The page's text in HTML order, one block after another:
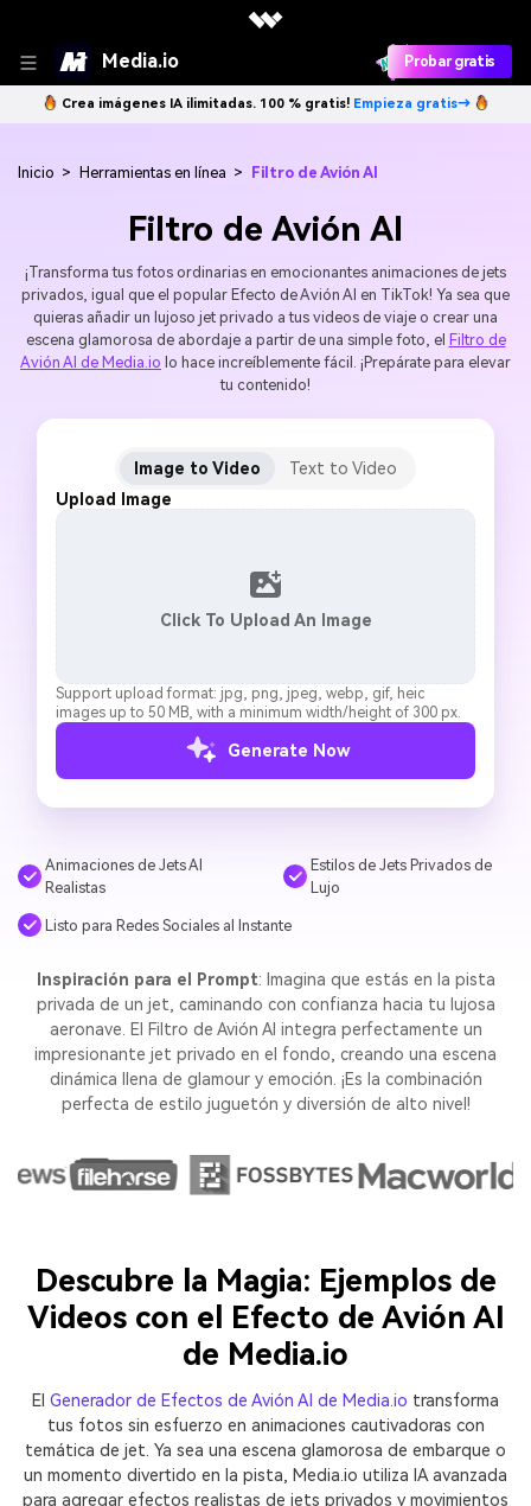
Media.io Probar gratis
Crea imágenes IA ilimitadas. 100 % gratis! Empieza gratis→
Inicio > Herramientas en línea > Filtro de Avión AI
Filtro de Avión AI
¡Transforma tus fotos ordinarias en emocionantes animaciones de jets
privados, igual que el popular Efecto de Avión AI en TikTok! Ya sea que
quieras añadir un lujoso jet privado a tus videos de viaje o crear una
escena glamorosa de abordaje a partir de una simple foto, el Filtro de
Avión AI de Media.io lo hace increíblemente fácil. ¡Prepárate para elevar
tu contenido!
Image to Video
Text to Video
Upload Image
Click To Upload An Image
Support upload format: jpg, png, jpeg, webp, gif, heic
images up to 50 MB, with a minimum width/height of 300 px.
Generate Now
Animaciones de Jets AI
Realistas
Estilos de Jets Privados de
Lujo
Listo para Redes Sociales al Instante
Inspiración para el Prompt: Imagina que estás en la pista
privada de un jet, caminando con confianza hacia tu lujosa
aeronave. El Filtro de Avión AI integra perfectamente un
impresionante jet privado en el fondo, creando una escena
dinámica llena de glamour y emoción. ¡Es la combinación
perfecta de estilo juguetón y diversión de alto nivel!
Descubre la Magia: Ejemplos de
Videos con el Efecto de Avión AI
de Media.io
El Generador de Efectos de Avión AI de Media.io transforma
tus fotos sin esfuerzo en animaciones cautivadoras con
temática de jet. Ya sea una escena glamorosa de embarque o
un momento divertido en la pista, Media.io utiliza IA avanzada
para agregar efectos realistas de jets privados y movimientos